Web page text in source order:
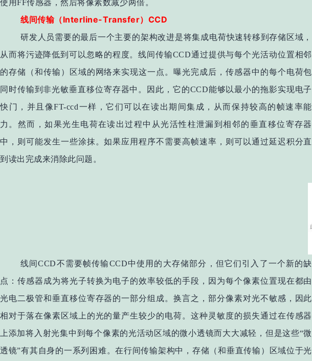
使用FF传感器，然后将像素数减少两倍。
线间传输（Interline-Transfer） CCD
研发人员需要的最后一个主要的架构改进是将集成电荷快速转移到存储区域，
从而将污迹降低到可以忽略的程度。线间传输CCD通过提供与每个光活动位置相邻
的存储（和传输）区域的网络来实现这一点。曝光完成后，传感器中的每个电荷包
同时传输到非光敏垂直移位寄存器中。因此，它的CCD能够以最小的拖影实现电子
快门，并且像FT-ccd一样，它们可以在读出期间集成，从而保持较高的帧速率能
力。然而，如果光生电荷在读出过程中从光活性柱泄漏到相邻的垂直移位寄存器
中，则可能发生一些涂抹。如果应用程序不需要高帧速率，则可以通过延迟积分直
到读出完成来消除此问题。
线间CCD不需要帧传输CCD中使用的大存储部分，但它们引入了一个新的缺
点：传感器成为将光子转换为电子的效率较低的手段，因为每个像素位置现在都由
光电二极管和垂直移位寄存器的一部分组成。换言之，部分像素对光不敏感，因此
相对于落在像素区域上的光的量产生较少的电荷。这种灵敏度的损失通过在传感器
上添加将入射光集中到每个像素的光活动区域的微小透镜而大大减轻，但是这些“微
透镜”有其自身的一系列困难。在行间传输架构中，存储（和垂直传输）区域位于光